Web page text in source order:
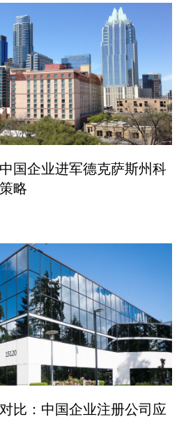
国企业进军德克萨斯州科
略
比：中国企业注册公司应